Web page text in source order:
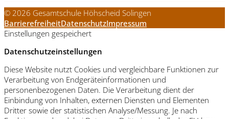
© 2026 Gesamtschule Höhscheid Solingen
BarrierefreiheitDatenschutzImpressum
Einstellungen gespeichert
Datenschutzeinstellungen
Diese Website nutzt Cookies und vergleichbare Funktionen zur
Verarbeitung von Endgeräteinformationen und
personenbezogenen Daten. Die Verarbeitung dient der
Einbindung von Inhalten, externen Diensten und Elementen
Dritter sowie der statistischen Analyse/Messung. Je nach